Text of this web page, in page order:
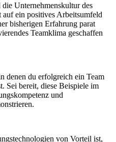
Unternehmenskultur des
auf ein positives Arbeitsumfeld
bisherigen Erfahrung parat
Teamklima geschaffen
denen du erfolgreich ein Team
Sei bereit, diese Beispiele im
und
von Vorteil ist,